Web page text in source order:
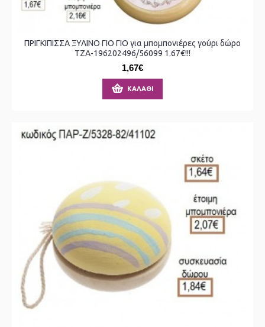
ΠΡΙΓΚΙΠΙΣΣΑ ΞΥΛΙΝΟ ΓΙΟ ΓΙΟ για μπομπονιέρες γούρι δώρο
ΤΖΑ-196202496/56099 1.67€!!!
1,67€
ΚΑΛΆΘΙ